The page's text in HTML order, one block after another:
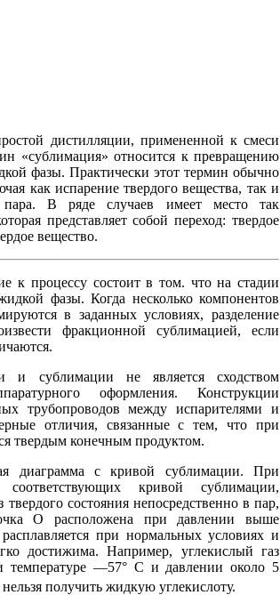
дистилляции, примененной к смеси
«сублимация» относится к превращению
фазы. Практически этот термин обычно
как испарение твердого вещества, так и
В ряде случаев имеет место так
представляет собой переход: твердое
вещество.
к процессу состоит в том. что на стадии
фазы. Когда несколько компонентов
в заданных условиях, разделение
фракционной сублимацией, если
и сублимации не является сходством
оформления. Конструкции
трубопроводов между испарителями и
отличия, связанные с тем, что при
твердым конечным продуктом.
диаграмма с кривой сублимации. При
кривой сублимации,
состояния непосредственно в пар,
О расположена при давлении выше
при нормальных условиях и
достижима. Например, углекислый газ
температуре —57° С и давлении около 5
получить жидкую углекислоту.